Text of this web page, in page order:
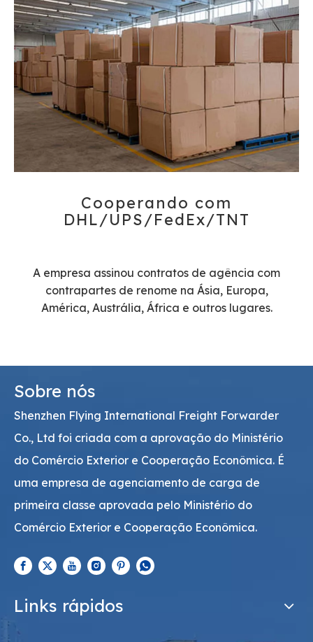
Cooperando com
DHL/UPS/FedEx/TNT​​​​​​​
A empresa assinou contratos de agência com
contrapartes de renome na Ásia, Europa,
América, Austrália, África e outros lugares.
Sobre nós
Shenzhen Flying International Freight Forwarder
Co., Ltd foi criada com a aprovação do Ministério
do Comércio Exterior e Cooperação Econômica. É
uma empresa de agenciamento de carga de
primeira classe aprovada pelo Ministério do
Comércio Exterior e Cooperação Econômica.
Links rápidos